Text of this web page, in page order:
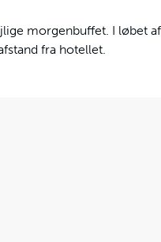
morgenbuffet. I løbet
fra hotellet.